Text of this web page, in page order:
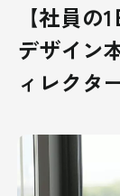
【社員
デザイン
ィレクタ